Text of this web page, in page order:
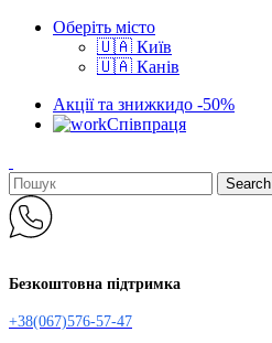
Оберіть місто
🇺🇦 Київ
🇺🇦 Канів
Акції та знижкидо -50%
Співпраця
Search
Безкоштовна підтримка
+38(067)576-57-47